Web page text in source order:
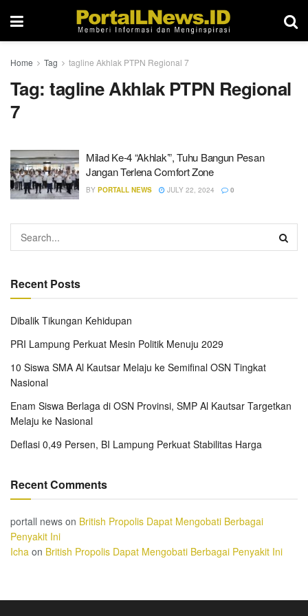
Home Tag tagline Akhlak PTPN Regional 7
Tag:tagline Akhlak PTPN Regional
7
Milad Ke-4 “Akhlak’”, Tuhu Bangun Pesan
Jangan Terlena Comfort Zone
BY PORTALL NEWS JULY 22, 2024 0
Recent Posts
Dibalik Tikungan Kehidupan
PRI Lampung Perkuat Mesin Politik Menuju 2029
10 Siswa SMA Al Kautsar Melaju ke Semifinal OSN Tingkat
Nasional
Enam Siswa Berlaga di OSN Provinsi, SMP Al Kautsar Targetkan
Melaju ke Nasional
Deflasi 0,49 Persen, BI Lampung Perkuat Stabilitas Harga
Recent Comments
portall news on British Propolis Dapat Mengobati Berbagai
Penyakit Ini
Icha on British Propolis Dapat Mengobati Berbagai Penyakit Ini